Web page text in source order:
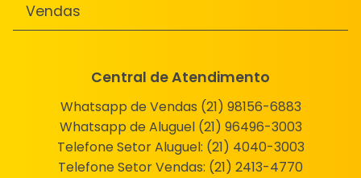
Vendas
Central de Atendimento
Whatsapp de Vendas (21) 98156-6883
Whatsapp de Aluguel (21) 96496-3003
Telefone Setor Aluguel: (21) 4040-3003
Telefone Setor Vendas: (21) 2413-4770